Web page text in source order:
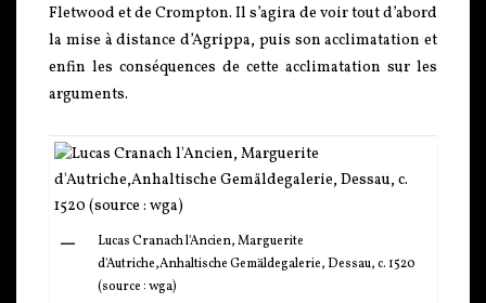
Fletwood et de Crompton. Il s’agira de voir tout d’abord
la mise à distance d’Agrippa, puis son acclimatation et
enfin les conséquences de cette acclimatation sur les
arguments.
Lucas Cranach l'Ancien, Marguerite
d'Autriche,Anhaltische Gemäldegalerie, Dessau, c. 1520
(source : wga)